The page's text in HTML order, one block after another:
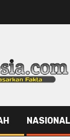
NASIONAL